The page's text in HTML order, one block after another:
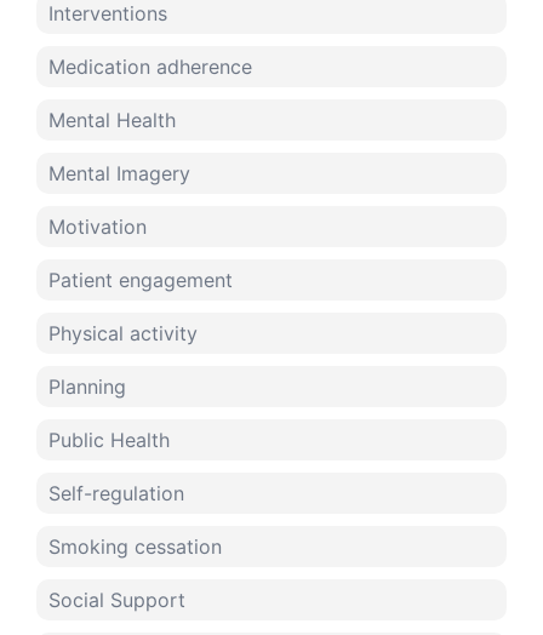
Interventions
Medication adherence
Mental Health
Mental Imagery
Motivation
Patient engagement
Physical activity
Planning
Public Health
Self-regulation
Smoking cessation
Social Support